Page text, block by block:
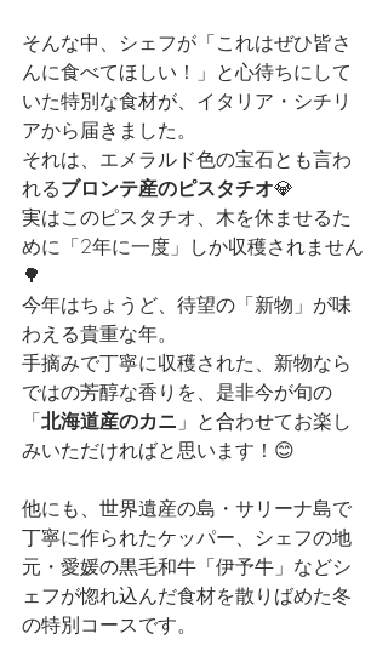
そんな中、シェフが「これはぜひ皆さ
んに食べてほしい！」と心待ちにして
いた特別な食材が、イタリア・シチリ
アから届きました。
それは、エメラルド色の宝石とも言わ
れるブロンテ産のピスタチオ💎
実はこのピスタチオ、木を休ませるた
めに「2年に一度」しか収穫されません
🌳
今年はちょうど、待望の「新物」が味
わえる貴重な年。
手摘みで丁寧に収穫された、新物なら
ではの芳醇な香りを、是非今が旬の
「北海道産のカニ 」と合わせてお楽し
みいただければと思います！😊
他にも、世界遺産の島・サリーナ島で
丁寧に作られたケッパー、シェフの地
元・愛媛の黒毛和牛「伊予牛」などシ
ェフが惚れ込んだ食材を散りばめた冬
の特別コースです。